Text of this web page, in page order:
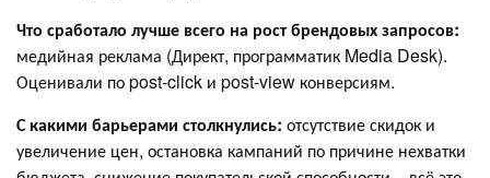
Что сработало лучше всего на рост брендовых запросов:
медийная реклама (Директ, программатик Media Desk).
Оценивали по post-click и post-view конверсиям.
С какими барьерами столкнулись: отсутствие скидок и
увеличение цен, остановка кампаний по причине нехватки